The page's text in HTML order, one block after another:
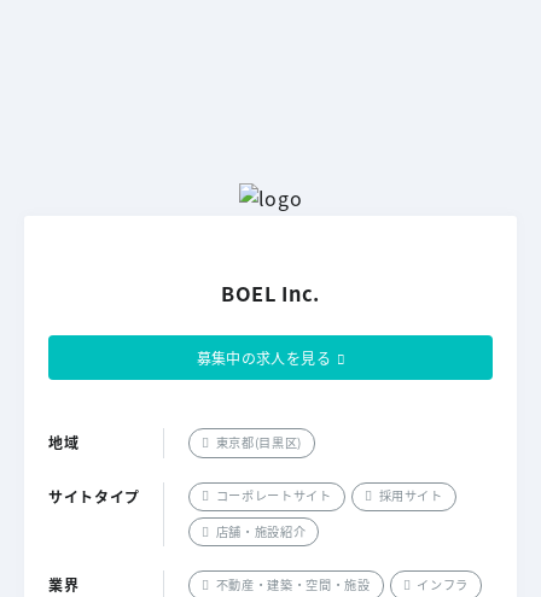
BOEL Inc.
募集中の求人を見る
地域 東京都(目黒区)
サイトタイプ コーポレートサイト
採用サイト
店舗・施設紹介
業界 不動産・建築・空間・施設
インフラ